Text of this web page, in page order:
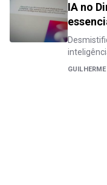
IA no